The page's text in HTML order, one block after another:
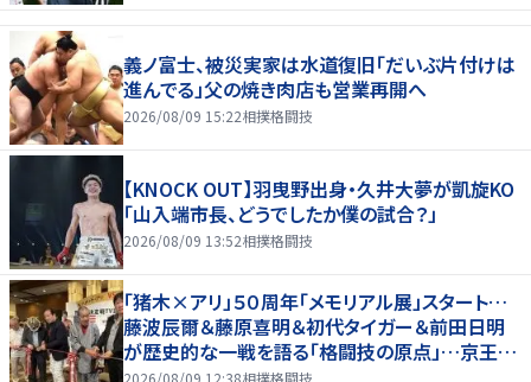
義ノ富士、被災実家は水道復旧「だいぶ片付けは
進んでる」父の焼き肉店も営業再開へ
2026/08/09 15:22相撲格闘技
【KNOCK OUT】羽曳野出身・久井大夢が凱旋KO
「山入端市長、どうでしたか僕の試合？」
2026/08/09 13:52相撲格闘技
「猪木×アリ」５０周年「メモリアル展」スタート…
藤波辰爾＆藤原喜明＆初代タイガー＆前田日明
が歴史的な一戦を語る「格闘技の原点」…京王プ
ラザホテルで３１日まで
2026/08/09 12:38相撲格闘技